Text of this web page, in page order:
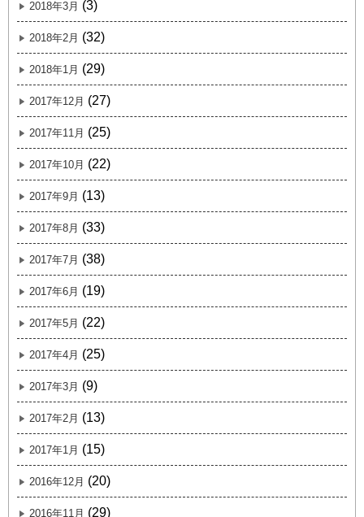
2018年3月 (3)
2018年2月 (32)
2018年1月 (29)
2017年12月 (27)
2017年11月 (25)
2017年10月 (22)
2017年9月 (13)
2017年8月 (33)
2017年7月 (38)
2017年6月 (19)
2017年5月 (22)
2017年4月 (25)
2017年3月 (9)
2017年2月 (13)
2017年1月 (15)
2016年12月 (20)
2016年11月 (29)